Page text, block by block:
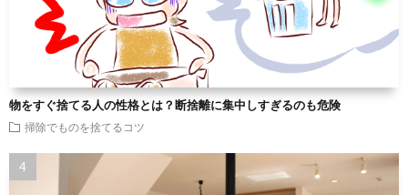
物をすぐ捨てる人の性格とは？断捨離に集中しすぎるのも危険
掃除でものを捨てるコツ